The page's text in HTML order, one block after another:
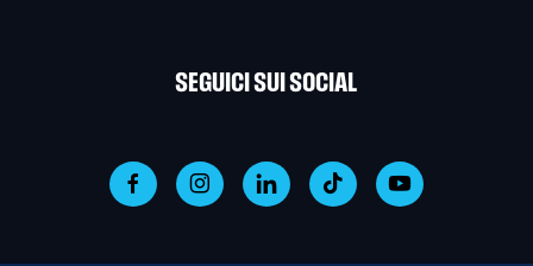
SEGUICI SUI SOCIAL